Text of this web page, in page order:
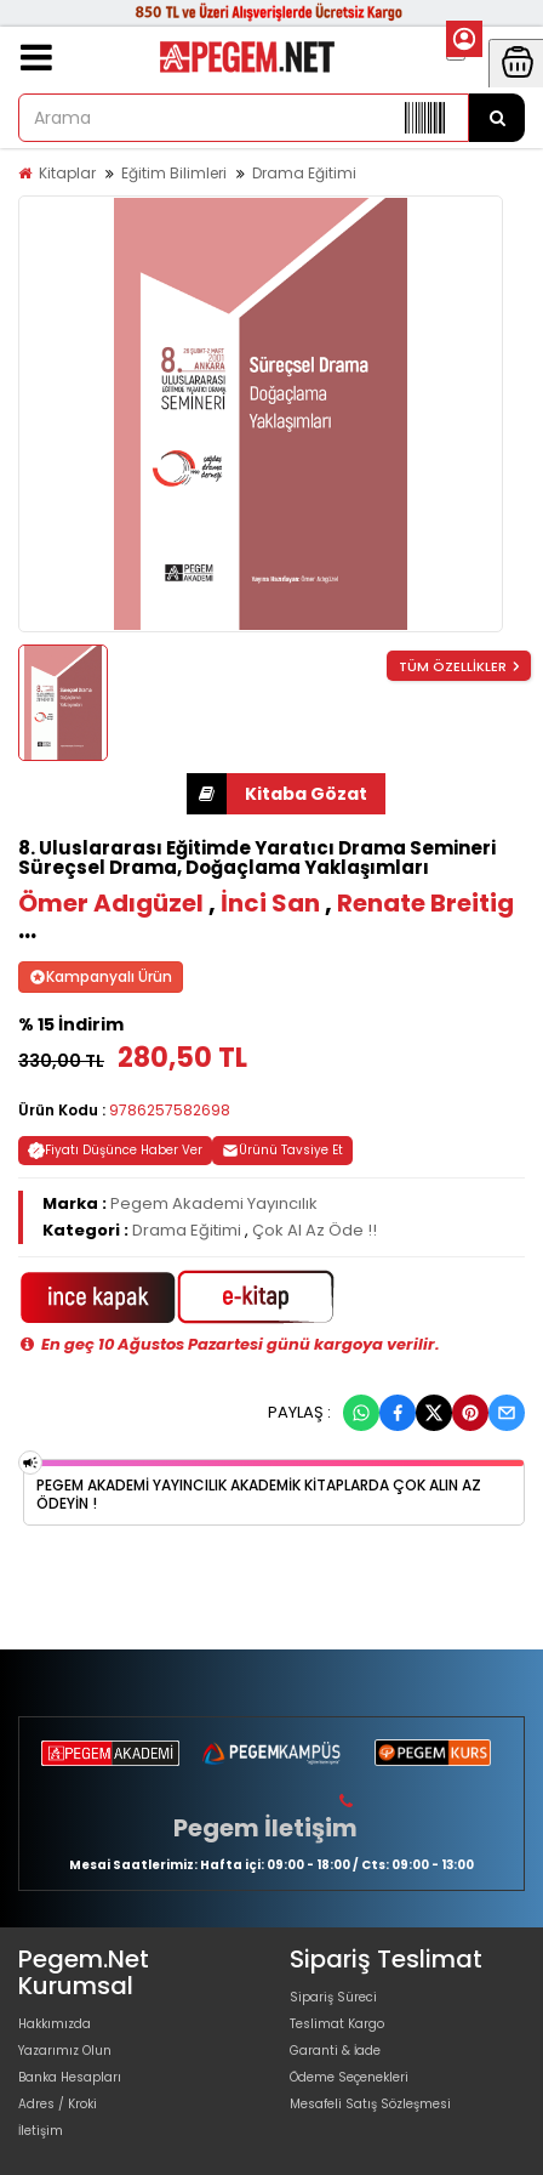
Kitaplar Eğitim Bilimleri Drama Eğitimi
TÜM ÖZELLİKLER
8. Uluslararası Eğitimde Yaratıcı Drama Semineri
Süreçsel Drama, Doğaçlama Yaklaşımları
Ömer Adıgüzel , İnci San , Renate Breitig
...
Kampanyalı Ürün
% 15 İndirim
330,00 TL 280,50 TL
Ürün Kodu : 9786257582698
Fiyatı Düşünce Haber Ver Ürünü Tavsiye Et
Marka :Pegem Akademi Yayıncılık
Kategori :Drama Eğitimi , Çok Al Az Öde !!
En geç 10 Ağustos Pazartesi günü kargoya verilir.
PAYLAŞ :
PEGEM AKADEMI YAYINCILIK AKADEMIK KITAPLARDA ÇOK ALIN AZ
ÖDEYIN !
Pegem İletişim
Mesai Saatlerimiz: Hafta içi: 09:00 - 18:00 / Cts: 09:00 - 13:00
Pegem.Net
Kurumsal
Hakkımızda
Yazarımız Olun
Banka Hesapları
Adres / Kroki
İletişim
Sipariş Teslimat
Sipariş Süreci
Teslimat Kargo
Garanti & İade
Ödeme Seçenekleri
Mesafeli Satış Sözleşmesi